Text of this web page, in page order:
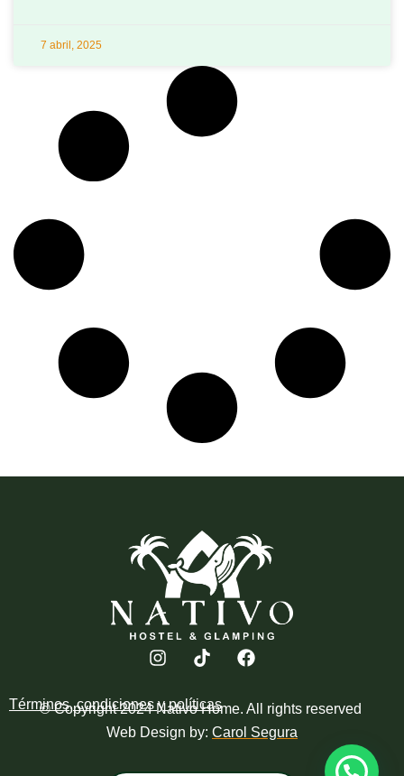
7 abril, 2025
Términos, condiciones y políticas
© Copyright 2024 Nativo Home. All rights reserved
Web Design by: Carol Segura